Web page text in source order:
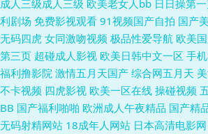
网 日韩三级黄 人妖日人妖 91黄色视频播放 www
站 色悠悠精品综合干 91黑丝网站 Www久草 精品
ab12 免费视频久久就久久 午夜影院aa 色墦基地
韩综合乱伦社区 美女被草 极品久久 91久热 黄色仓
成人三级成人三级 欧美老女人bb 日日操第
利剧场 免费影视观看 91视频国产自拍 国产
无码四虎 女同激吻视频 极品性爱导航 欧美
第三页 超碰成人影视 欧美日韩中文一区 手
福利撸影院 激情五月天国产 综合网五月天
不卡视频 四虎影视 欧美一区在线 操碰视频
BB 国产福利啪啪 欧洲成人午夜精品 国产精
无码射精网站 18成年人网站 日本高清电影网